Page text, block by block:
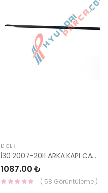
DIĞER
İ30 2007-2011 ARKA KAPI CAM SIYIRICI FİTİL SOL 83210-2L000-YS
1087.00 ₺
( 58 Görüntüleme )